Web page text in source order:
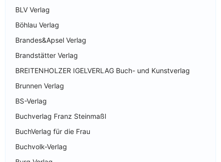
BLV Verlag
Böhlau Verlag
Brandes&Apsel Verlag
Brandstätter Verlag
BREITENHOLZER IGELVERLAG Buch- und Kunstverlag
Brunnen Verlag
BS-Verlag
Buchverlag Franz Steinmaßl
BuchVerlag für die Frau
Buchvolk-Verlag